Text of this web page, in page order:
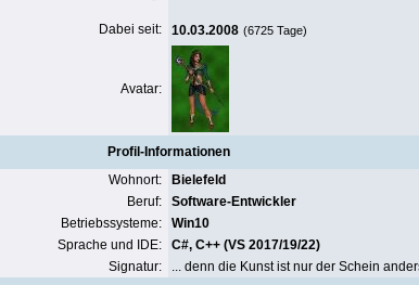
Dabei seit: 10.03.2008 (6725 Tage)
Avatar:
Profil-Informationen
Wohnort:
Bielefeld
Beruf:
Software-Entwickler
Betriebssysteme:
Win10
Sprache und IDE:
C#, C++ (VS 2017/19/22)
Signatur:
... denn die Kunst ist nur der Schein